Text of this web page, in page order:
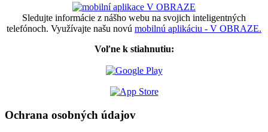
Sledujte informácie z nášho webu na svojich inteligentných
telefónoch. Využívajte našu novú mobilnú aplikáciu - V OBRAZE.
Voľne k stiahnutiu:
Ochrana osobných údajov